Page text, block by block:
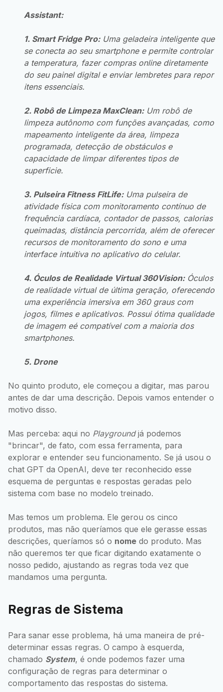
Assistant:
1. Smart Fridge Pro:Uma geladeira inteligente que
se conecta ao seu smartphone e permite controlar
a temperatura, fazer compras online diretamente
do seu painel digital e enviar lembretes para repor
itens essenciais.
2. Robô de Limpeza MaxClean:Um robô de
limpeza autônomo com funções avançadas, como
mapeamento inteligente da área, limpeza
programada, detecção de obstáculos e
capacidade de limpar diferentes tipos de
superficie.
3. Pulseira Fitness FitLife:Uma pulseira de
atividade física com monitoramento contínuo de
frequência cardíaca, contador de passos, calorias
queimadas, distância percorrida, além de oferecer
recursos de monitoramento do sono e uma
interface intuitiva no aplicativo do celular.
4. Óculos de Realidade Virtual 360Vision:Óculos
de realidade virtual de última geração, oferecendo
uma experiência imersiva em 360 graus com
jogos, filmes e aplicativos. Possui ótima qualidade
de imagem eé compatível com a maioria dos
smartphones.
5. Drone
No quinto produto, ele começou a digitar, mas parou
antes de dar uma descrição. Depois vamos entender o
motivo disso.
Mas perceba: aqui no Playgroundjá podemos
"brincar", de fato, com essa ferramenta, para
explorar e entender seu funcionamento. Se já usou o
chat GPT da OpenAI, deve ter reconhecido esse
esquema de perguntas e respostas geradas pelo
sistema com base no modelo treinado.
Mas temos um problema. Ele gerou os cinco
produtos, mas não queríamos que ele gerasse essas
descrições, queríamos só o nome do produto. Mas
não queremos ter que ficar digitando exatamente o
nosso pedido, ajustando as regras toda vez que
mandamos uma pergunta.
Regras de Sistema
Para sanar esse problema, há uma maneira de pré-
determinar essas regras. O campo à esquerda,
chamado System, é onde podemos fazer uma
configuração de regras para determinar o
comportamento das respostas do sistema.